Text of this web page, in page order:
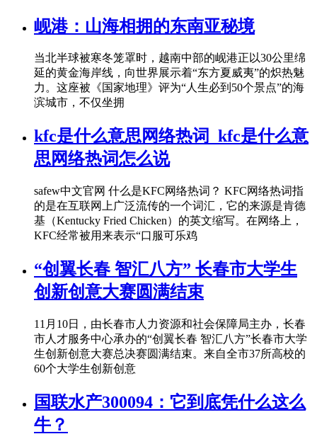
岘港：山海相拥的东南亚秘境
当北半球被寒冬笼罩时，越南中部的岘港正以30公里绵
延的黄金海岸线，向世界展示着“东方夏威夷”的炽热魅
力。这座被《国家地理》评为“人生必到50个景点”的海
滨城市，不仅坐拥
kfc是什么意思网络热词_kfc是什么意
思网络热词怎么说
safew中文官网 什么是KFC网络热词？ KFC网络热词指
的是在互联网上广泛流传的一个词汇，它的来源是肯德
基（Kentucky Fried Chicken）的英文缩写。在网络上，
KFC经常被用来表示“口服可乐鸡
“创翼长春 智汇八方” 长春市大学生
创新创意大赛圆满结束
11月10日，由长春市人力资源和社会保障局主办，长春
市人才服务中心承办的“创翼长春 智汇八方”长春市大学
生创新创意大赛总决赛圆满结束。来自全市37所高校的
60个大学生创新创意
国联水产300094：它到底凭什么这么
牛？